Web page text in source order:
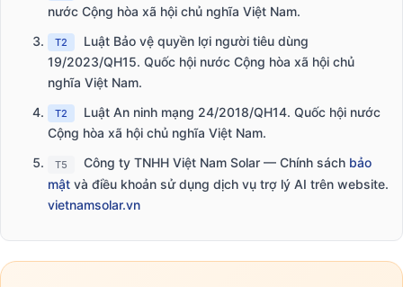
nước Cộng hòa xã hội chủ nghĩa Việt Nam.
T2
Luật Bảo vệ quyền lợi người tiêu dùng
19/2023/QH15. Quốc hội nước Cộng hòa xã hội chủ
nghĩa Việt Nam.
T2
Luật An ninh mạng 24/2018/QH14. Quốc hội nước
Cộng hòa xã hội chủ nghĩa Việt Nam.
T5 Công ty TNHH Việt Nam Solar — Chính sách bảo
mật và điều khoản sử dụng dịch vụ trợ lý AI trên website.
vietnamsolar.vn